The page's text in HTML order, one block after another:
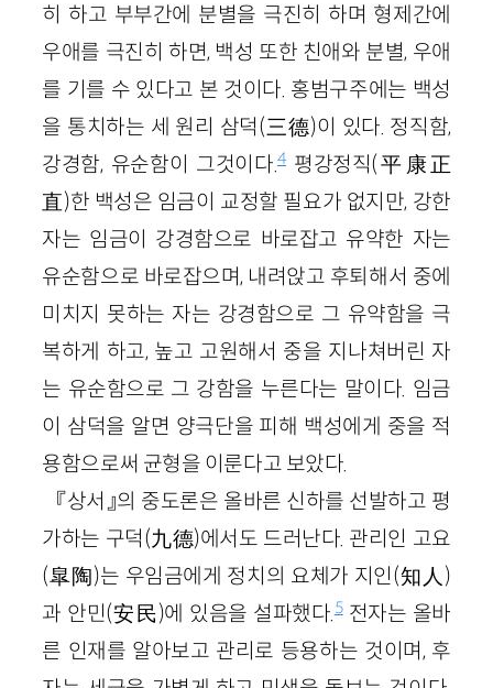
히 하고 부부간에 분별을 극진히 하며 형제간에
우애를 극진히 하면, 백성 또한 친애와 분별, 우애
를 기를 수 있다고 본 것이다. 홍범구주에는 백성
을 통치하는 세 원리 삼덕(三德)이 있다. 정직함,
강경함, 유순함이 그것이다.4평강정직(平康正
直)한 백성은 임금이 교정할 필요가 없지만, 강한
자는 임금이 강경함으로 바로잡고 유약한 자는
유순함으로 바로잡으며, 내려앉고 후퇴해서 중에
미치지 못하는 자는 강경함으로 그 유약함을 극
복하게 하고, 높고 고원해서 중을 지나쳐버린 자
는 유순함으로 그 강함을 누른다는 말이다. 임금
이 삼덕을 알면 양극단을 피해 백성에게 중을 적
용함으로써 균형을 이룬다고 보았다.
『상서』의 중도론은 올바른 신하를 선발하고 평
가하는 구덕(九德)에서도 드러난다. 관리인 고요
(皐陶)는 우임금에게 정치의 요체가 지인(知人)
과 안민(安民)에 있음을 설파했다.5전자는 올바
른 인재를 알아보고 관리로 등용하는 것이며, 후